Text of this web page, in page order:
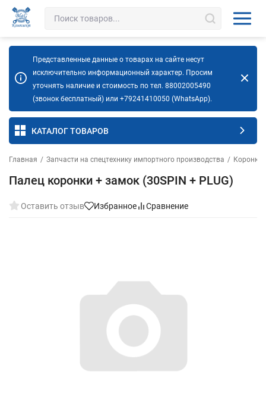
Представленные данные о товарах на сайте несут
исключительно информационный характер. Просим
уточнять наличие и стоимость по тел. 88002005490
(звонок бесплатный) или +79241410050 (WhatsApp).
КАТАЛОГ ТОВАРОВ
Главная / Запчасти на спецтехнику импортного производства /
Палец коронки + замок (30SPIN + PLUG)
Оставить отзыв Избранное Сравнение